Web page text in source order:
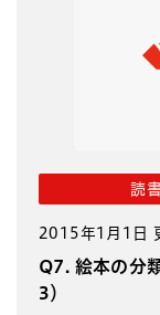
読
2015年1月1日
Q7. 絵本の分
3）